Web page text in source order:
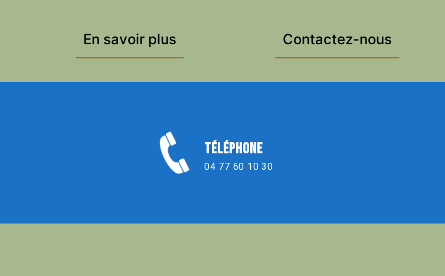
En savoir plus Contactez-nous
TÉLÉPHONE
04 77 60 10 30